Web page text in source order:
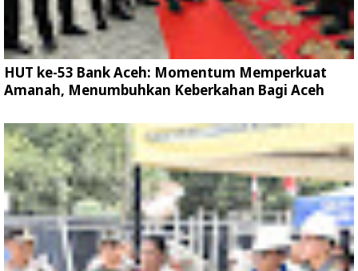
HUT ke-53 Bank Aceh: Momentum Memperkuat
Amanah, Menumbuhkan Keberkahan Bagi Aceh